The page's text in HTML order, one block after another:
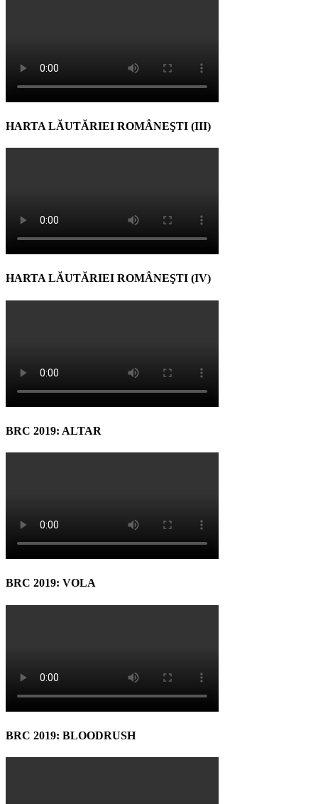
HARTA LĂUTĂRIEI ROMÂNEŞTI (III)
HARTA LĂUTĂRIEI ROMÂNEŞTI (IV)
BRC 2019: ALTAR
BRC 2019: VOLA
BRC 2019: BLOODRUSH